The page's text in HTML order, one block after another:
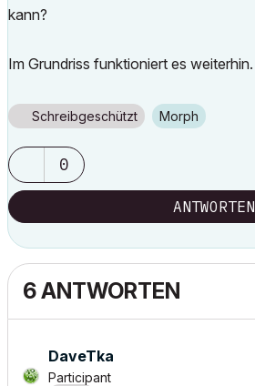
kann?
Im Grundriss funktioniert es weiterhin.
Schreibgeschützt Morph
0
ANTWORTEN
6 ANTWORTEN
DaveTka
Participant